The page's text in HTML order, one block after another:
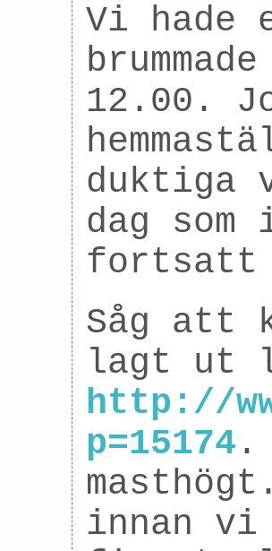
Vi hade
12.00.
duktiga
dag
fortsatt
Såg att
lagt ut
http://
p=15174 .
innan vi